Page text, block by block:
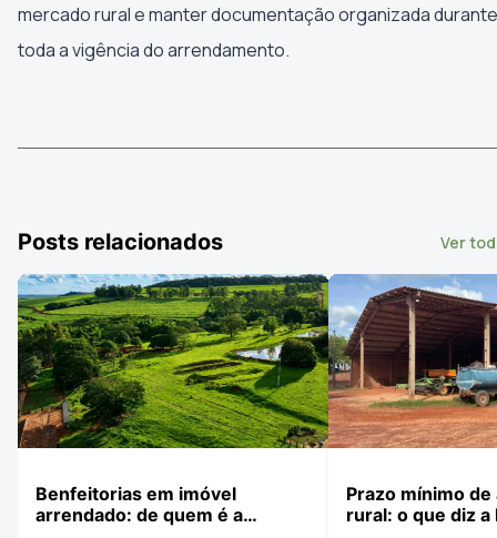
mercado rural e manter documentação organizada durante
toda a vigência do arrendamento.
Posts relacionados Ver
Benfeitorias em imóvel
arrendado: de quem é a
Prazo mínimo
rural: o que diz a